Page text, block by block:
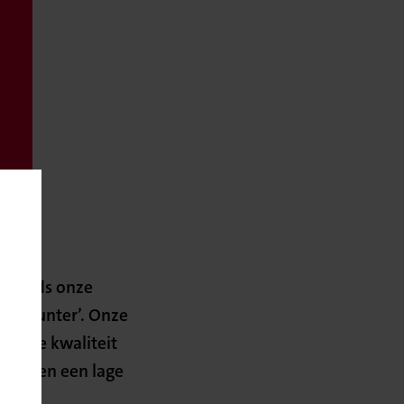
Sinds onze
Onze
hoge kwaliteit
tegen een lage